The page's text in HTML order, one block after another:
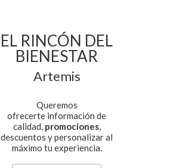
EL RINCÓN DEL
BIENESTAR
Artemis
Queremos
ofrecerte información de
calidad, promociones,
descuentos y personalizar al
máximo tu experiencia.